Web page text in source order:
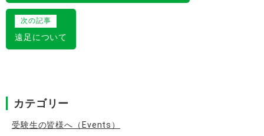
ナ
ビ
ゲ
ョ
ン
次の記事
遠足について
カテゴリー
受験生の皆様へ（Events）